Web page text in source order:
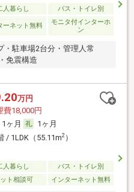
人暮らし バス・トイレ別
ーネット無料
モニタ付インターホ
ン
・駐車場2台分・管理人常
免震構造
万円
費18,000円
1ヶ月
1ヶ月
/ 1LDK（55.11m2）
人暮らし
バス・トイレ別
ト相談可 インターネット無料